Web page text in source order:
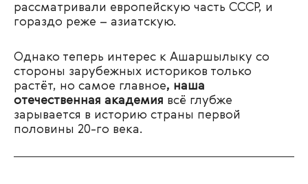
рассматривали европейскую часть СССР, и
гораздо реже – азиатскую.
Однако теперь интерес к Ашаршылыку со
стороны зарубежных историков только
растёт, но самое главное, наша
отечественная академия всё глубже
зарывается в историю страны первой
половины 20-го века.